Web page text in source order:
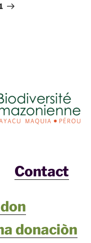
Contact
donaciòn